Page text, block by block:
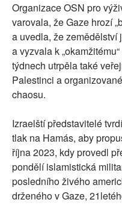
Organizace OSN pro
varovala, že Gaze hrozí
a uvedla, že zemědělství
a vyzvala k
týdnech utrpěla také
Palestinci a
chaosu.
Izraelští představitelé
tlak na Hamás, aby
října 2023, kdy provedl
pondělí islamistická
posledního živého
drženého v Gaze,